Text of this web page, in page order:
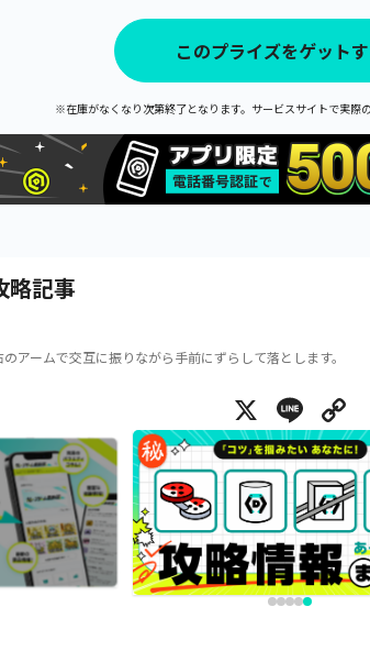
このプライズをゲット
※在庫がなくなり次第終了となります。サービスサイトで実際
略記事
アームで交互に振りながら手前にずらして落とします。
X Line